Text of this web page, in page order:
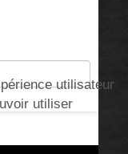
utilisateur
utiliser